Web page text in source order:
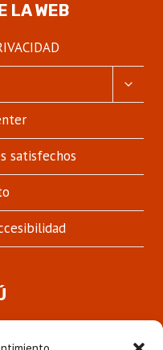
LA WEB
satisfechos